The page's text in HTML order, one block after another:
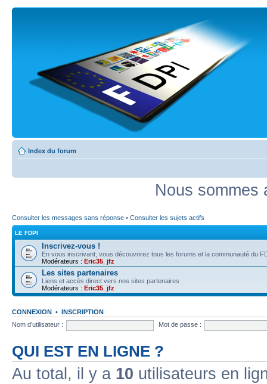
Index du forum
Nous sommes
Consulter les messages sans réponse • Consulter les sujets actifs
LE FDPI
Inscrivez-vous !
En vous inscrivant, vous découvrirez tous les forums et la communauté du
Modérateurs : Eric35 jfz
Les sites partenaires
Liens et accès direct vers nos sites partenaires
Modérateurs : Eric35 jfz
CONNEXION • INSCRIPTION
Nom d’utilisateur :
Mot de passe :
QUI EST EN LIGNE ?
Au total, il y a 10 utilisateurs en